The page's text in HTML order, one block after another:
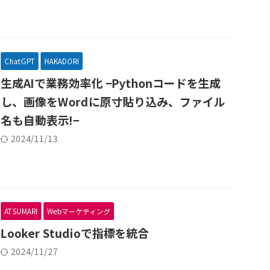
ChatGPT HAKADORI
生成AIで業務効率化 −Pythonコードを生成
し、画像をWordに原寸貼り込み、ファイル
名も自動表示!−
2024/11/13
ATSUMARI Webマーケティング
Looker Studioで指標を統合
2024/11/27